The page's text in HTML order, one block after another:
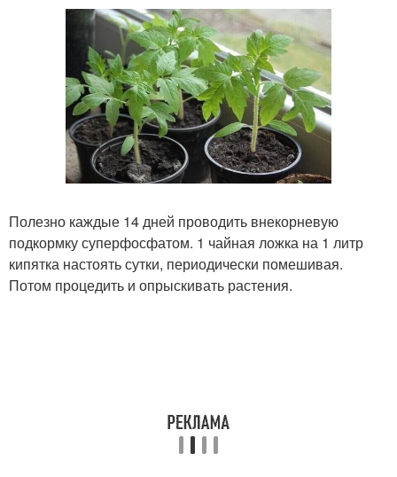
Полезно каждые 14 дней проводить внекорневую
подкормку суперфосфатом. 1 чайная ложка на 1 литр
кипятка настоять сутки, периодически помешивая.
Потом процедить и опрыскивать растения.